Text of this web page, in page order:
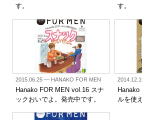
す。
す。
2015.06.25— HANAKO FOR MEN
Hanako FOR MEN vol.16 スナ
ックおいでよ。発売中です。
Hanako
ルを使